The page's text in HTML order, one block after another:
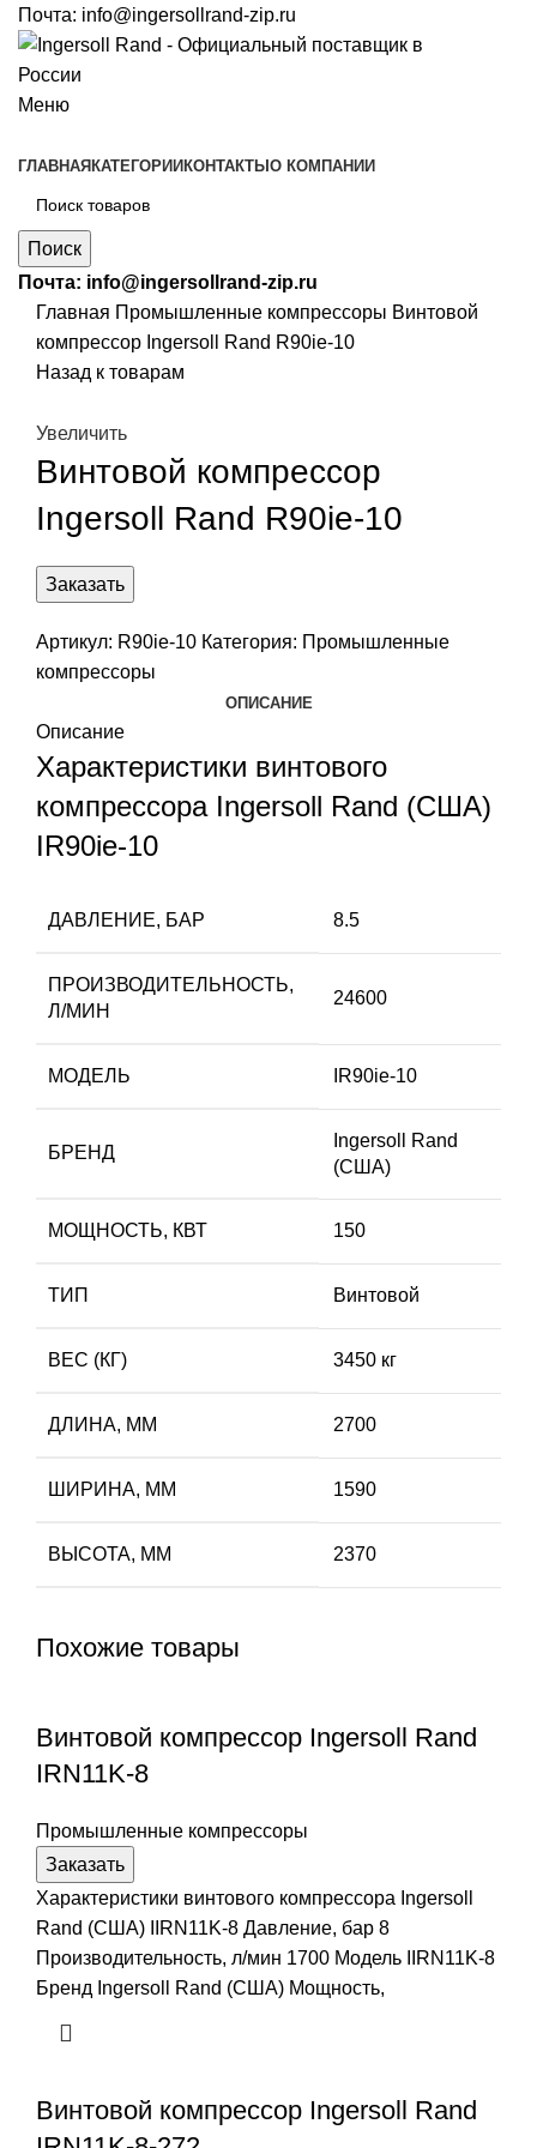
Почта: info@ingersollrand-zip.ru
Меню
ГЛАВНАЯ КАТЕГОРИИ КОНТАКТЫ О КОМПАНИИ
Поиск
Почта: info@ingersollrand-zip.ru
Главная Промышленные компрессоры Винтовой
компрессор Ingersoll Rand R90ie-10
Назад к товарам
Увеличить
Винтовой компрессор
Ingersoll Rand R90ie-10
Заказать
Артикул: R90ie-10 Категория: Промышленные
компрессоры
ОПИСАНИЕ
Описание
Характеристики винтового
компрессора Ingersoll Rand (США)
IR90ie-10
ДАВЛЕНИЕ, БАР 8.5
ПРОИЗВОДИТЕЛЬНОСТЬ,
Л/МИН
24600
МОДЕЛЬ IR90ie-10
БРЕНД
Ingersoll Rand
(США)
МОЩНОСТЬ, КВТ 150
ТИП Винтовой
ВЕС (КГ) 3450 кг
ДЛИНА, ММ 2700
ШИРИНА, ММ 1590
ВЫСОТА, ММ 2370
Похожие товары
Винтовой компрессор Ingersoll Rand
IRN11K-8
Промышленные компрессоры
Заказать
Характеристики винтового компрессора Ingersoll
Rand (США) IIRN11K-8 Давление, бар 8
Производительность, л/мин 1700 Модель IIRN11K-8
Бренд Ingersoll Rand (США) Мощность,
Винтовой компрессор Ingersoll Rand